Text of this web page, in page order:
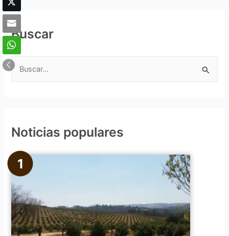
Buscar
B
a
o
r
:
Noticias populares